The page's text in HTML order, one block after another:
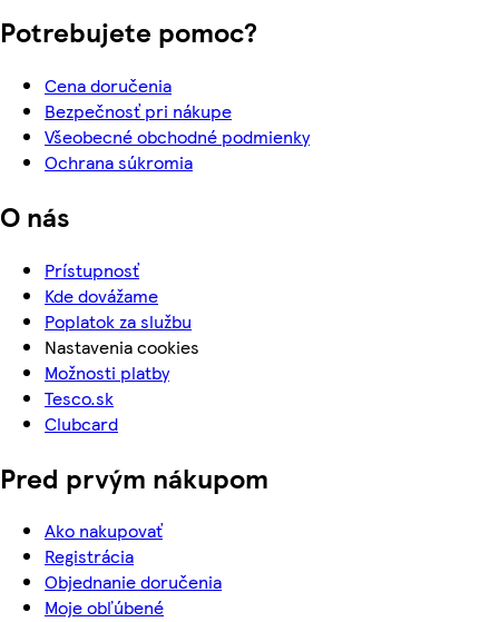
Potrebujete pomoc?
Cena doručenia
Bezpečnosť pri nákupe
Všeobecné obchodné podmienky
Ochrana súkromia
O nás
Prístupnosť
Kde dovážame
Poplatok za službu
Nastavenia cookies
Možnosti platby
Tesco.sk
Clubcard
Pred prvým nákupom
Ako nakupovať
Registrácia
Objednanie doručenia
Moje obľúbené